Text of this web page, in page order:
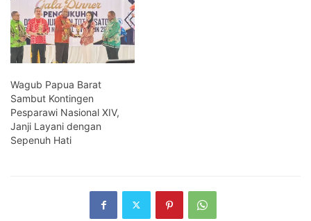
Wagub Papua Barat
Sambut Kontingen
Pesparawi Nasional XIV,
Janji Layani dengan
Sepenuh Hati